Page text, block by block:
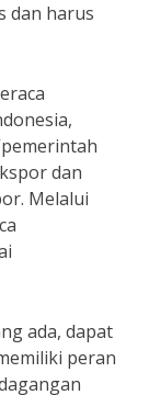
dan harus
dan
Melalui
ada, dapat
peran